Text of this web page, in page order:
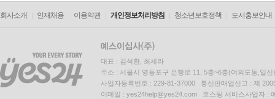
회사소개 인재채용 이용약관 개인정보처리방침 청소년보호정책 도서홍보안내
대표 : 김석환, 최세라
주소 : 서울시 영등포구 은행로 11, 5층~6층(여의도동,일신
사업자등록번호 : 229-81-37000 통신판매업신고 : 제
이메일 : yes24help@yes24.com 호스팅 서비스사업자 :